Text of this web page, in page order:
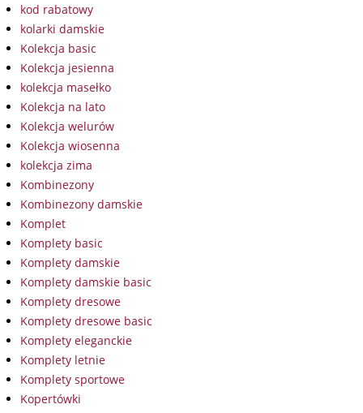
kod rabatowy
kolarki damskie
Kolekcja basic
Kolekcja jesienna
kolekcja masełko
Kolekcja na lato
Kolekcja welurów
Kolekcja wiosenna
kolekcja zima
Kombinezony
Kombinezony damskie
Komplet
Komplety basic
Komplety damskie
Komplety damskie basic
Komplety dresowe
Komplety dresowe basic
Komplety eleganckie
Komplety letnie
Komplety sportowe
Kopertówki